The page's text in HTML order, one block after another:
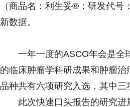
（商品名：利生妥®；研发代
新数据。
一年一度的ASCO年会是全
的临床肿瘤学科研成果和肿瘤
品种共有六项研究入选，其中三
此次快速口头报告的研究